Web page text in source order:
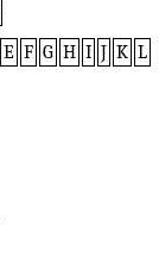
E F G H I J K L